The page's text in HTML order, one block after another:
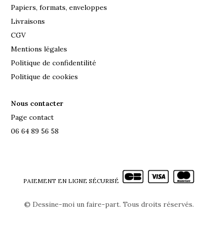
Papiers, formats, enveloppes
Livraisons
CGV
Mentions légales
Politique de confidentilité
Politique de cookies
Nous contacter
Page contact
06 64 89 56 58
PAIEMENT EN LIGNE SÉCURISÉ
©Dessine-moi un faire-part. Tous droits réservés.